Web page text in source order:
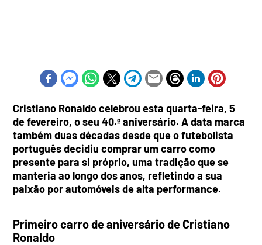
Cristiano Ronaldo celebrou esta quarta-feira, 5
de fevereiro, o seu 40.º aniversário. A data marca
também duas décadas desde que o futebolista
português decidiu comprar um carro como
presente para si próprio, uma tradição que se
manteria ao longo dos anos, refletindo a sua
paixão por automóveis de alta performance.
Primeiro carro de aniversário de Cristiano
Ronaldo